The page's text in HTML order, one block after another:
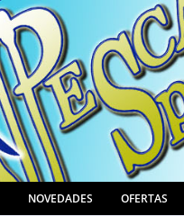
NOVEDADES OFERTAS